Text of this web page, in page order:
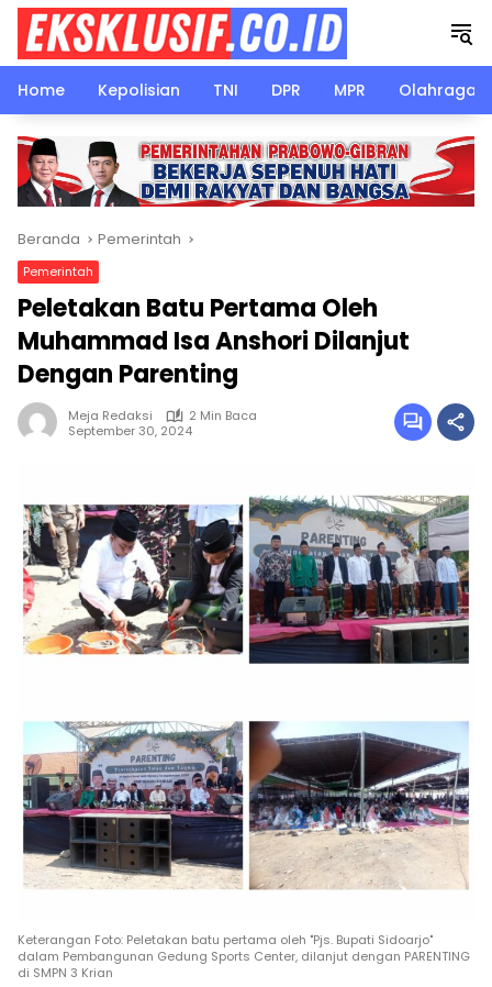
Langsung
konten
Home
Kepolisian TNI DPR MPR Olahraga
Beranda Pemerintah
Pemerintah
Peletakan Batu Pertama Oleh
Muhammad Isa Anshori Dilanjut
Dengan Parenting
Meja Redaksi
2 Min Baca
September 30, 2024
Keterangan Foto: Peletakan batu pertama oleh "Pjs. Bupati Sidoarjo"
dalam Pembangunan Gedung Sports Center, dilanjut dengan PARENTING
di SMPN 3 Krian